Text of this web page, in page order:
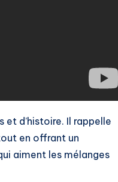
et d’histoire. Il rappelle
en offrant un
aiment les mélanges